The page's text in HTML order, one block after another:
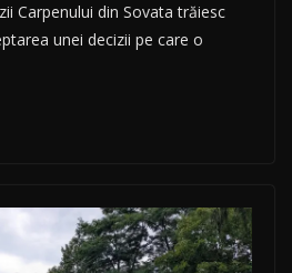
Carpenului din Sovata trăiesc
unei decizii pe care o